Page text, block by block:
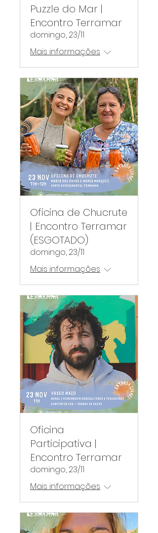
Puzzle do Mar |
Encontro Terramar
domingo, 23/11
Mais informações
Oficina de Chucrute
| Encontro Terramar
(ESGOTADO)
domingo, 23/11
Mais informações
Oficina
Participativa |
Encontro Terramar
domingo, 23/11
Mais informações